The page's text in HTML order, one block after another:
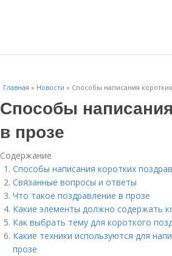
Главная » Новости » Способы написания
Способы
в прозе
Содержание
Способы написания коротких
Связанные вопросы и ответы
Что такое поздравление в прозе
Какие элементы должно содержать
Как выбрать тему для короткого
Какие техники используются для
прозе